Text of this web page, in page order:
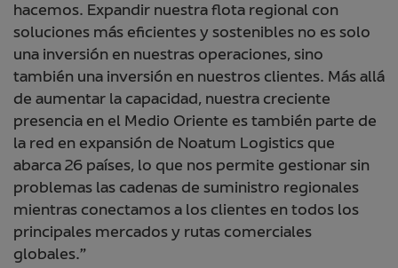
hacemos. Expandir nuestra flota regional con
soluciones más eficientes y sostenibles no es solo
una inversión en nuestras operaciones, sino
también una inversión en nuestros clientes. Más allá
de aumentar la capacidad, nuestra creciente
presencia en el Medio Oriente es también parte de
la red en expansión de Noatum Logistics que
abarca 26 países, lo que nos permite gestionar sin
problemas las cadenas de suministro regionales
mientras conectamos a los clientes en todos los
principales mercados y rutas comerciales
globales.”